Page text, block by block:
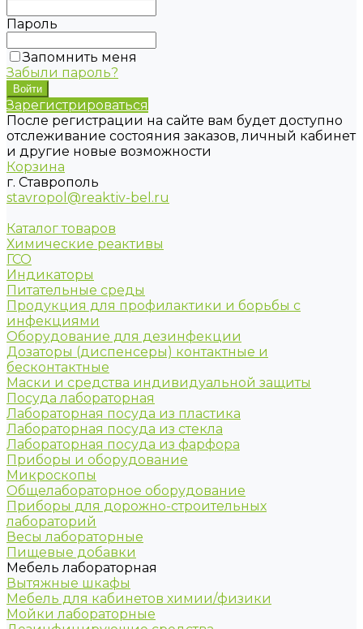
Пароль
Запомнить меня
Забыли пароль?
Зарегистрироваться
После регистрации на сайте вам будет доступно
отслеживание состояния заказов, личный кабинет
и другие новые возможности
Корзина
г. Ставрополь
stavropol@reaktiv-bel.ru
Каталог товаров
Химические реактивы
ГСО
Индикаторы
Питательные среды
Продукция для профилактики и борьбы с
инфекциями
Оборудование для дезинфекции
Дозаторы (диспенсеры) контактные и
бесконтактные
Маски и средства индивидуальной защиты
Посуда лабораторная
Лабораторная посуда из пластика
Лабораторная посуда из стекла
Лабораторная посуда из фарфора
Приборы и оборудование
Микроскопы
Общелабораторное оборудование
Приборы для дорожно-строительных
лабораторий
Весы лабораторные
Пищевые добавки
Мебель лабораторная
Вытяжные шкафы
Мебель для кабинетов химии/физики
Мойки лабораторные